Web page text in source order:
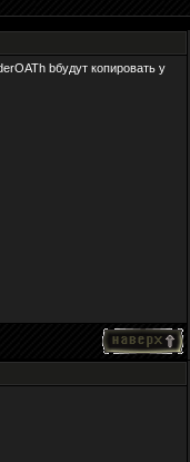
bбудут копировать у